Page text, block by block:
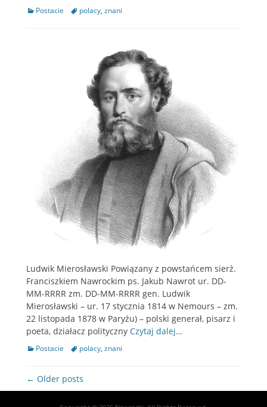
Categories
Postacie Tagspolacy, znani
Ludwik Mierosławski Powiązany z powstańcem sierż.
Franciszkiem Nawrockim ps. Jakub Nawrot ur. DD-
MM-RRRR zm. DD-MM-RRRR gen. Ludwik
Mierosławski – ur. 17 stycznia 1814 w Nemours – zm.
22 listopada 1878 w Paryżu) – polski generał, pisarz i
poeta, działacz polityczny Czytaj dalej…
Categories
Postacie Tagspolacy, znani
Post
navigation
← Older posts